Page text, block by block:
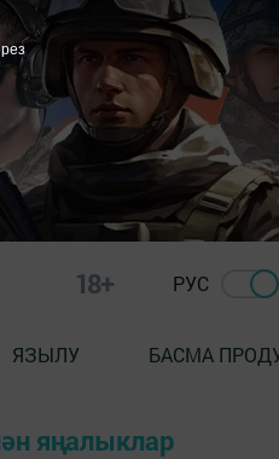
18+ РУС
ЯЗЫЛУ БАСМА
яңалыклар